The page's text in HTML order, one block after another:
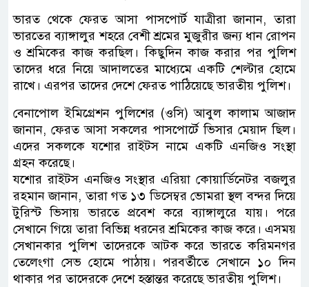
ভারত থেকে ফেরত আসা পাসপোর্ট যাত্রীরা জানান, তারা
ভারতের ব্যাঙ্গালুর শহরে বেশী শ্রমের মুজুরীর জন্য ধান রোপন
ও শ্রমিকের কাজ করছিল। কিছুদিন কাজ করার পর পুলিশ
তাদের ধরে নিয়ে আদালতের মাধ্যেমে একটি শেল্টার হোমে
রাখে। এরপর তাদের দেশে ফেরত পাঠিয়েছে ভারতীয় পুলিশ।
বেনাপোল ইমিগ্রেশন পুলিশের (ওসি) আবুল কালাম আজাদ
জানান, ফেরত আসা সকলের পাসপোর্টে ভিসার মেয়াদ ছিল।
এদের সকলকে যশোর রাইটস নামে একটি এনজিও সংস্থা
গ্রহন করেছে।
যশোর রাইটস এনজিও সংস্থার এরিয়া কোয়ার্ডিনেটর বজলুর
রহমান জানান, তারা গত ১৩ ডিসেম্বর ভোমরা স্থল বন্দর দিয়ে
টুরিস্ট ভিসায় ভারতে প্রবেশ করে ব্যাঙ্গালুরে যায়। পরে
সেখানে গিয়ে তারা বিভিন্ন ধরনের শ্রমিকের কাজ করে। এসময়
সেখানকার পুলিশ তাদেরকে আটক করে ভারতে করিমনগর
তেলেংগা সেভ হোমে পাঠায়। পরবর্তীতে সেখানে ১০ দিন
থাকার পর তাদেরকে দেশে হস্তান্তর করেছে ভারতীয় পুলিশ।